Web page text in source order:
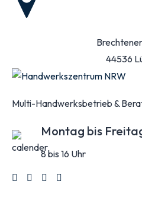
44536
Multi-Handwerksbetrieb &
Montag bis
8 bis 16 Uhr